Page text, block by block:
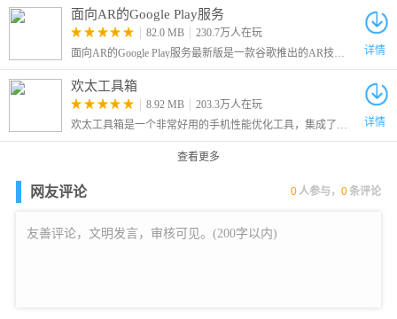
面向AR的Google Play服务
82.0 MB
230.7万人在玩
面向AR的Google Play服务最新版是一款谷歌推出的AR技术支持应用服务框架，又叫做Google Play Services for AR，简称ARCore，安装该框架之后用户就可以在手机上运行AR应用了。
详情
欢太工具箱
8.92 MB
203.3万人在玩
欢太工具箱是一个非常好用的手机性能优化工具，集成了多种实用调试功能，帮助用户深度管理手机各项参数。从电池续航优化、屏幕亮度调节
详情
查看更多
网友评论 0 人参与，0条评论